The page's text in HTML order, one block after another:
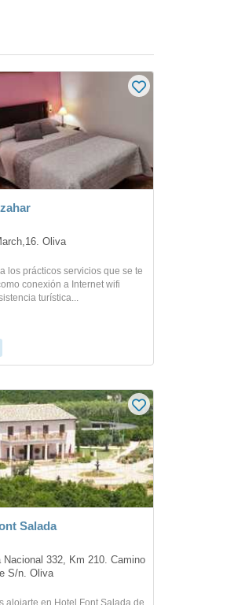
Oliva
los prácticos servicios que se te
conexión a Internet wifi
turística...
Salada
Nacional 332, Km 210. Camino
S/n. Oliva